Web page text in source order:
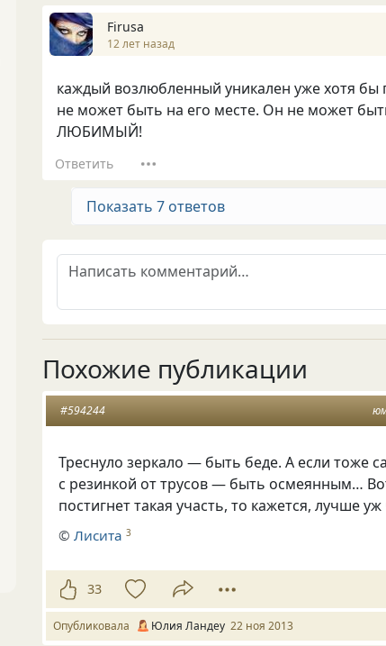
Firusa
12 лет назад
каждый возлюбленный уникален уже хотя бы
не может быть на его месте. Он не может
ЛЮБИМЫЙ!
Ответить
Показать 7 ответов
Похожие публикации
#594244
Треснуло зеркало — быть беде. А если тоже
с резинкой от трусов — быть осмеянным…
постигнет такая участь, то кажется, лучше
©Лисита 3
33
Опубликовала Юлия Ландеу 22 ноя 2013